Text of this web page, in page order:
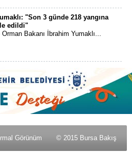
"Son 3 günde 218 yangına
edildi"
Orman Bakanı İbrahim Yumaklı...
Görünüm © 2015 Bursa Bakış